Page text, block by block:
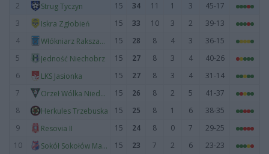
2
Strug Tyczyn 15 34 11 1 3
45-17
3
Iskra Zgłobień 15 33 10 3 2
39-13
4
Włókniarz Rakszawa 15 28 8 4 3
36-15
5
Jedność Niechobrz 15 27 8 3 4
40-26
6
LKS Jasionka 15 27 8 3 4
31-14
7
Orzeł Wólka Niedźwiedzka 15 26 8 2 5
41-37
8
Herkules Trzebuska 15 25 8 1 6
38-35
9
Resovia II 15 24 8 0 7
29-25
10
Sokół Sokołów Małopolski 15 23 7 2 6
23-23